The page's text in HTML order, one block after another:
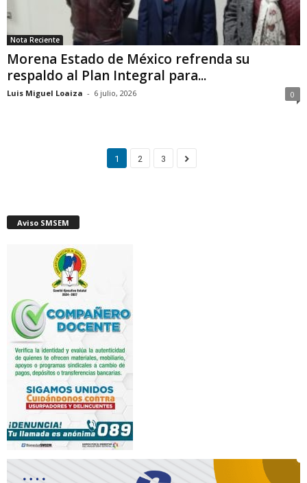
Nota Reciente
Morena Estado de México refrenda su
respaldo al Plan Integral para...
Luis Miguel Loaiza - 6 julio, 2026 0
1 2 3
Aviso SMSEM